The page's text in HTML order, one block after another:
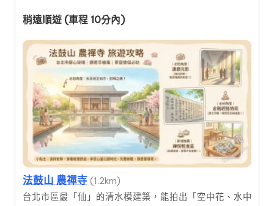
稍遠順遊 (車程 10分內)
法鼓山 農禪寺 (1.2km)
台北市區最「仙」的清水模建築，能拍出「空中花、水中